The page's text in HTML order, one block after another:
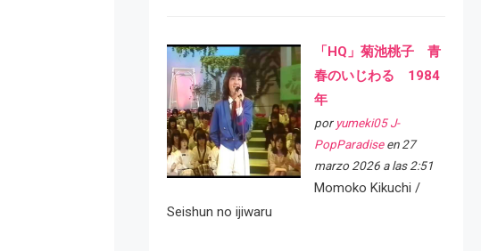
「HQ」菊池桃子 青
春のいじわる 1984
年
por yumeki05 J-
PopParadiseen 27
marzo 2026 a las 2:51
Momoko Kikuchi /
Seishun no ijiwaru